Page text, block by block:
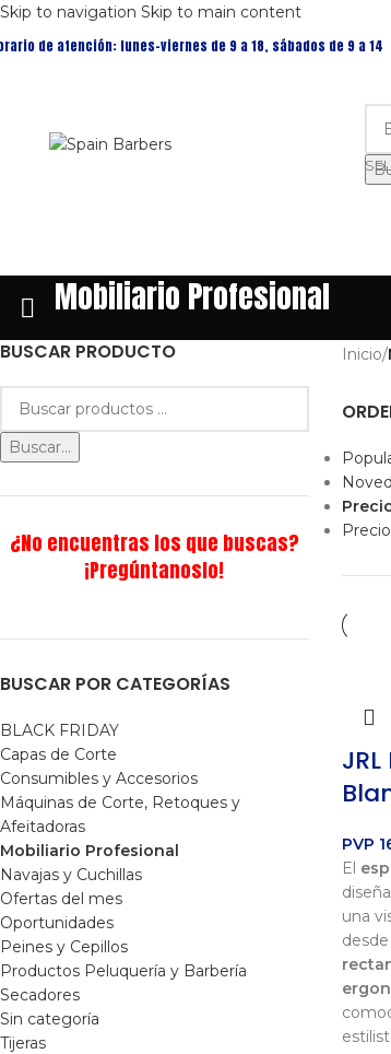
Skip to navigation Skip to main content
de atención: lunes-viernes de 9 a 18, sábados de 9 a 14
Mobiliario Profesional
BUSCAR PRODUCTO
Buscar...
¿No encuentras los que buscas?
¡Pregúntanoslo!
BUSCAR POR CATEGORÍAS
BLACK FRIDAY
Capas de Corte
Consumibles y Accesorios
Máquinas de Corte, Retoques y
Afeitadoras
Mobiliario Profesional
Navajas y Cuchillas
Ofertas del mes
Oportunidades
Peines y Cepillos
Productos Peluquería y Barbería
Secadores
Sin categoría
Tijeras
Inicio/
PVP
El
una